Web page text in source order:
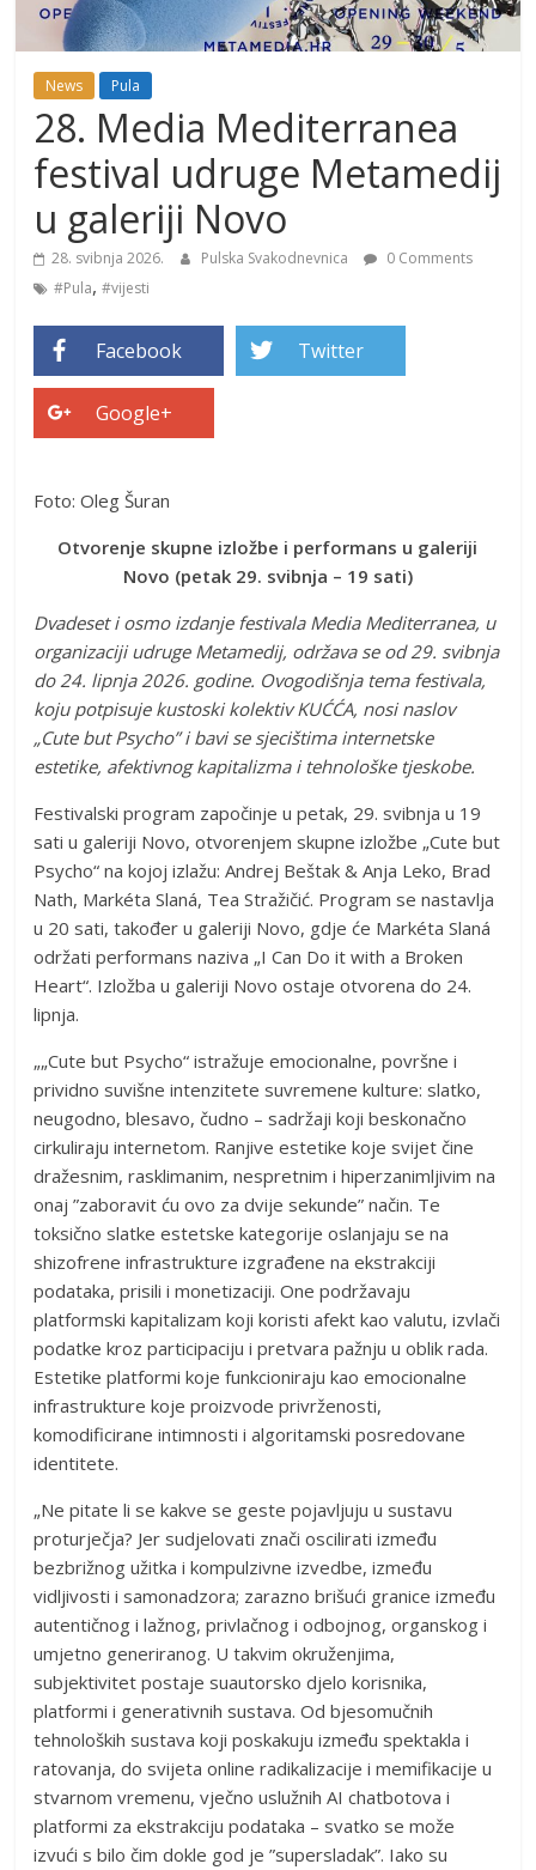
News Pula
28. Media Mediterranea
festival udruge Metamedij
u galeriji Novo
28. svibnja 2026. Pulska Svakodnevnica
0 Comments
#Pula,#vijesti
Facebook Twitter
Google+
Foto: Oleg Šuran
Otvorenje skupne izložbe i performans u galeriji
Novo (petak 29. svibnja – 19 sati)
Dvadeset i osmo izdanje festivala Media Mediterranea, u
organizaciji udruge Metamedij, održava se od 29. svibnja
do 24. lipnja 2026. godine. Ovogodišnja tema festivala,
koju potpisuje kustoski kolektiv KUĆĆA, nosi naslov
„Cute but Psycho” i bavi se sjecištima internetske
estetike, afektivnog kapitalizma i tehnološke tjeskobe.
Festivalski program započinje u petak, 29. svibnja u 19
sati u galeriji Novo, otvorenjem skupne izložbe „Cute but
Psycho“ na kojoj izlažu: Andrej Beštak & Anja Leko, Brad
Nath, Markéta Slaná, Tea Stražičić. Program se nastavlja
u 20 sati, također u galeriji Novo, gdje će Markéta Slaná
održati performans naziva „I Can Do it with a Broken
Heart“. Izložba u galeriji Novo ostaje otvorena do 24.
lipnja.
„„Cute but Psycho“ istražuje emocionalne, površne i
prividno suvišne intenzitete suvremene kulture: slatko,
neugodno, blesavo, čudno – sadržaji koji beskonačno
cirkuliraju internetom. Ranjive estetike koje svijet čine
dražesnim, rasklimanim, nespretnim i hiperzanimljivim na
onaj ”zaboravit ću ovo za dvije sekunde” način. Te
toksično slatke estetske kategorije oslanjaju se na
shizofrene infrastrukture izgrađene na ekstrakciji
podataka, prisili i monetizaciji. One podržavaju
platformski kapitalizam koji koristi afekt kao valutu, izvlači
podatke kroz participaciju i pretvara pažnju u oblik rada.
Estetike platformi koje funkcioniraju kao emocionalne
infrastrukture koje proizvode privrženosti,
komodificirane intimnosti i algoritamski posredovane
identitete.
„Ne pitate li se kakve se geste pojavljuju u sustavu
proturječja? Jer sudjelovati znači oscilirati između
bezbrižnog užitka i kompulzivne izvedbe, između
vidljivosti i samonadzora; zarazno brišući granice između
autentičnog i lažnog, privlačnog i odbojnog, organskog i
umjetno generiranog. U takvim okruženjima,
subjektivitet postaje suautorsko djelo korisnika,
platformi i generativnih sustava. Od bjesomučnih
tehnoloških sustava koji poskakuju između spektakla i
ratovanja, do svijeta online radikalizacije i memifikacije u
stvarnom vremenu, vječno uslužnih AI chatbotova i
platformi za ekstrakciju podataka – svatko se može
izvući s bilo čim dokle god je ”supersladak”. Iako su